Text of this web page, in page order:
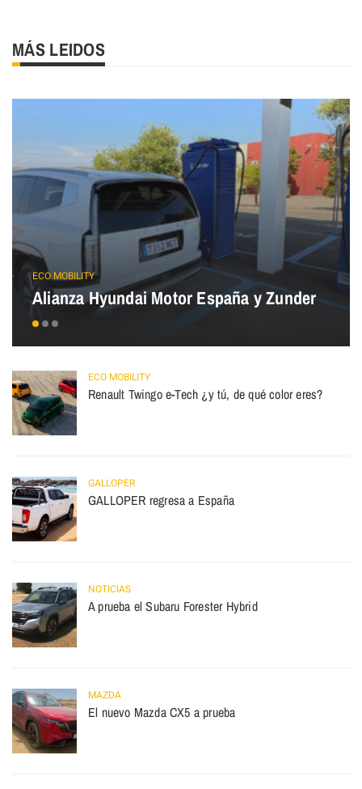
MÁS LEIDOS
ECO MOBILITY
Alianza Hyundai Motor España y Zunder
ECO MOBILITY
Renault Twingo e-Tech ¿y tú, de qué color eres?
GALLOPER
GALLOPER regresa a España
NOTICIAS
A prueba el Subaru Forester Hybrid
MAZDA
El nuevo Mazda CX5 a prueba